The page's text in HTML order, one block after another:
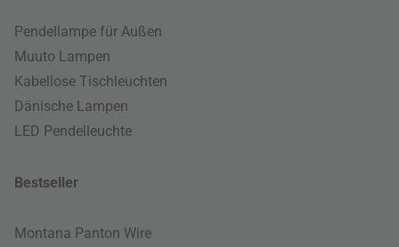
Pendellampe für Außen
Muuto Lampen
Kabellose Tischleuchten
Dänische Lampen
LED Pendelleuchte
Bestseller
Montana Panton Wire